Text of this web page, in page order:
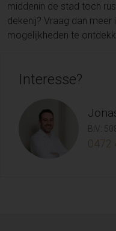
middenin de stad toch
dekenij? Vraag dan
mogelijkheden te
Interesse?
BIV:
0472